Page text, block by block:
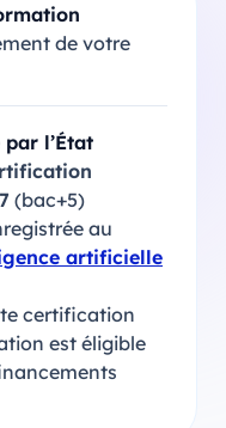
de votre
l’État
(bac+5)
au
artificielle
certification
est éligible